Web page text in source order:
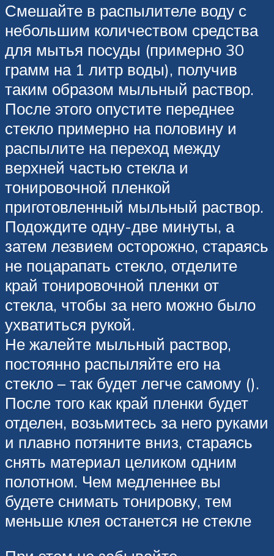
Смешайте в распылителе воду с
небольшим количеством средства
для мытья посуды (примерно 30
грамм на 1 литр воды), получив
таким образом мыльный раствор.
После этого опустите переднее
стекло примерно на половину и
распылите на переход между
верхней частью стекла и
тонировочной пленкой
приготовленный мыльный раствор.
Подождите одну-две минуты, а
затем лезвием осторожно, стараясь
не поцарапать стекло, отделите
край тонировочной пленки от
стекла, чтобы за него можно было
ухватиться рукой.
Не жалейте мыльный раствор,
постоянно распыляйте его на
стекло – так будет легче самому ().
После того как край пленки будет
отделен, возьмитесь за него руками
и плавно потяните вниз, стараясь
снять материал целиком одним
полотном. Чем медленнее вы
будете снимать тонировку, тем
меньше клея останется не стекле